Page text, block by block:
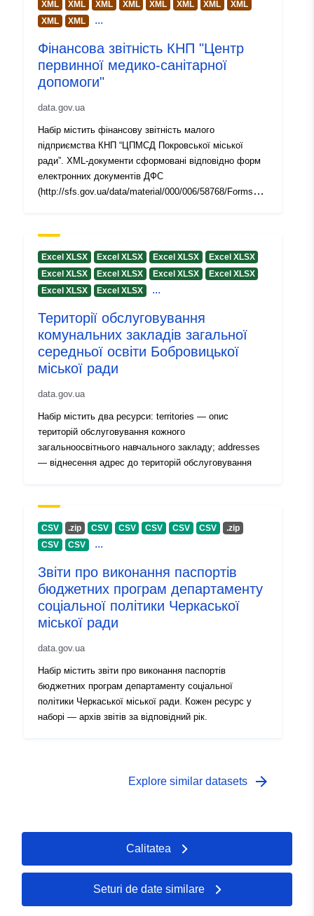
Identificatori:
uriRef:
http://data.europa.eu/88u/dataset/
Informații
versiune:
XML XML XML XML XML XML XML
XML
XML
XML ...
Фінансова звітність КНП "Центр
первинної медико-санітарної
допомоги"
data.gov.ua
Набір містить фінансову звітність малого
підприємства КНП “ЦПМСД Покровської міської
ради”. XML-документи сформовані відповідно форм
електронних документів ДФС
(http://sfs.gov.ua/data/material/000/006/58768/Forms_de
Excel XLSX Excel XLSX Excel XLSX
Excel XLSX
Excel XLSX
Excel XLSX Excel XLSX
Excel XLSX
Excel XLSX
Excel XLSX ...
Території обслуговування
комунальних закладів загальної
середньої освіти Бобровицької
міської ради
data.gov.ua
Набір містить два ресурси: territories — опис
територій обслуговування кожного
загальноосвітнього навчального закладу; addresses
— віднесення адрес до територій обслуговування
CSV .zip CSV CSV CSV CSV CSV
.zip
CSV
CSV ...
Звіти про виконання паспортів
бюджетних програм департаменту
соціальної політики Черкаської
міської ради
data.gov.ua
Набір містить звіти про виконання паспортів
бюджетних програм департаменту соціальної
політики Черкаської міської ради. Кожен ресурс у
наборі — архів звітів за відповідний рік.
Explore similar datasets arrow_forward
Calitatea
Seturi de date similare